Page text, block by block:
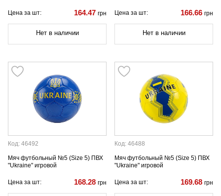
Цена за шт: 164.47 грн
Нет в наличии
Цена за шт: 166.66 грн
Нет в наличии
Код: 46492
Мяч футбольный №5 (Size 5) ПВХ
"Ukraine" игровой
Цена за шт: 168.28 грн
Код: 46488
Мяч футбольный №5 (Size 5) ПВХ
"Ukraine" игровой
Цена за шт: 169.68 грн